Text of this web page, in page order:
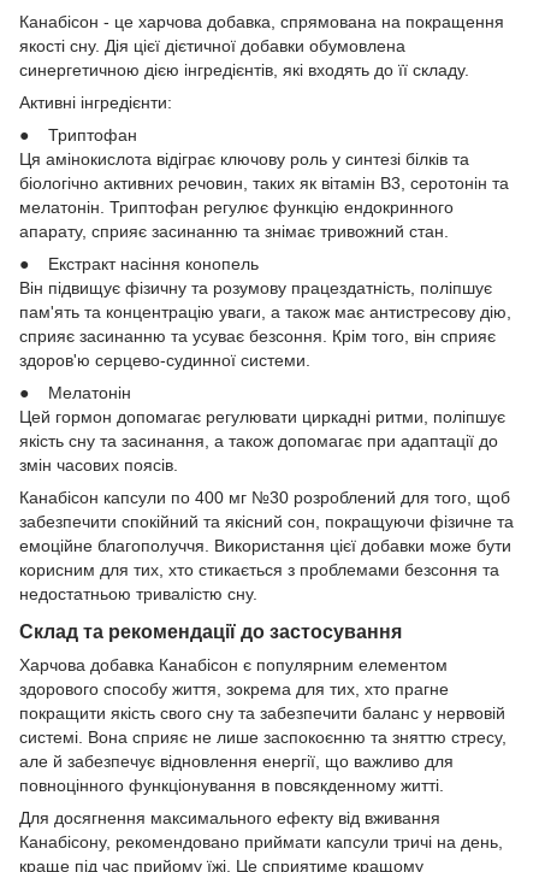
Канабісон - це харчова добавка, спрямована на покращення
якості сну. Дія цієї дієтичної добавки обумовлена
синергетичною дією інгредієнтів, які входять до її складу.
Активні інгредієнти:
● Триптофан
Ця амінокислота відіграє ключову роль у синтезі білків та
біологічно активних речовин, таких як вітамін B3, серотонін та
мелатонін. Триптофан регулює функцію ендокринного
апарату, сприяє засинанню та знімає тривожний стан.
● Екстракт насіння конопель
Він підвищує фізичну та розумову працездатність, поліпшує
пам'ять та концентрацію уваги, а також має антистресову дію,
сприяє засинанню та усуває безсоння. Крім того, він сприяє
здоров'ю серцево-судинної системи.
● Мелатонін
Цей гормон допомагає регулювати циркадні ритми, поліпшує
якість сну та засинання, а також допомагає при адаптації до
змін часових поясів.
Канабісон капсули по 400 мг №30 розроблений для того, щоб
забезпечити спокійний та якісний сон, покращуючи фізичне та
емоційне благополуччя. Використання цієї добавки може бути
корисним для тих, хто стикається з проблемами безсоння та
недостатньою тривалістю сну.
Склад та рекомендації до застосування
Харчова добавка Канабісон є популярним елементом
здорового способу життя, зокрема для тих, хто прагне
покращити якість свого сну та забезпечити баланс у нервовій
системі. Вона сприяє не лише заспокоєнню та зняттю стресу,
але й забезпечує відновлення енергії, що важливо для
повноцінного функціонування в повсякденному житті.
Для досягнення максимального ефекту від вживання
Канабісону, рекомендовано приймати капсули тричі на день,
краще під час прийому їжі. Це сприятиме кращому